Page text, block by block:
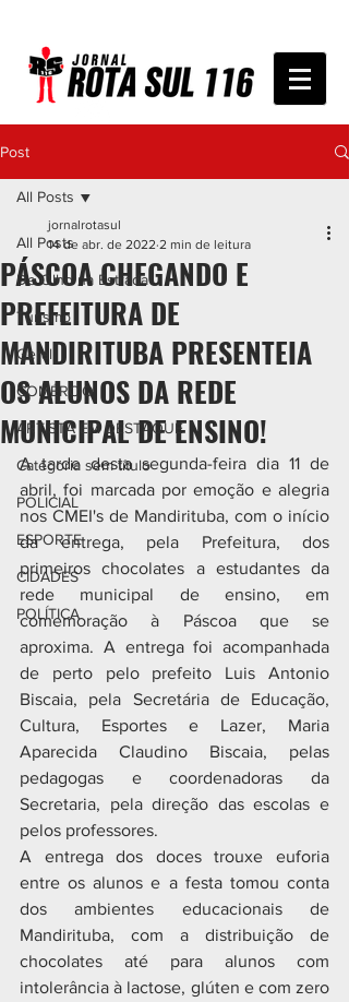
Post
All Posts
De Olho na Estrada
Turismo
Geral
COMÉRCIO
ARTISTA EM DESTAQUE
Categoria sem título
POLICIAL
ESPORTE
CIDADES
POLÍTICA
All Posts
PÁSCOA CHEGANDO E
PREFEITURA DE
MANDIRITUBA PRESENTEIA
OS ALUNOS DA REDE
MUNICIPAL DE ENSINO!
jornalrotasul
14 de abr. de 2022 2 min de leitura
A tarde desta segunda-feira dia 11 de
abril, foi marcada por emoção e alegria
nos CMEI's de Mandirituba, com o início
da entrega, pela Prefeitura, dos
primeiros chocolates a estudantes da
rede municipal de ensino, em
comemoração à Páscoa que se
aproxima. A entrega foi acompanhada
de perto pelo prefeito Luis Antonio
Biscaia, pela Secretária de Educação,
Cultura, Esportes e Lazer, Maria
Aparecida Claudino Biscaia, pelas
pedagogas e coordenadoras da
Secretaria, pela direção das escolas e
pelos professores.
A entrega dos doces trouxe euforia
entre os alunos e a festa tomou conta
dos ambientes educacionais de
Mandirituba, com a distribuição de
chocolates até para alunos com
intolerância à lactose, glúten e com zero